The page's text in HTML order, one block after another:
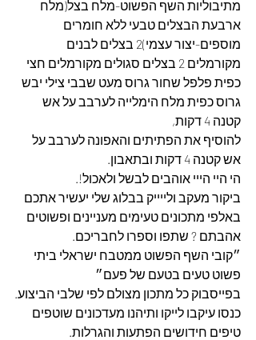
מתיבוליות השף הפשוט-מלח בצל(מלח
ארבעת הבצלים טבעי ללא חומרים
מוספים-יצור עצמי)2 בצלים לבנים
מקורמלים 2 בצלים סגולים מקורמלים חצי
כפית פלפל שחור גרוס מעט שבבי צילי יבש
גרוס כפית מלח הימלייה לערבב על אש
קטנה 4 דקות,
להוסיף את הפתיתים והאפונה לערבב על
אש קטנה 4 דקות ובתאבון.
הי היי הייי אוהבים לבשל ולאכול!.
ביקור מעקב ולייייק בבלוג שלי יעשיר אתכם
באלפי מתכונים טעימים מעניינים ופשוטים
אהבתם ? שתפו וספרו לחבריכם.
״קובי השף הפשוט ממטבח ישראלי ביתי
פשוט טעים בטעם של פעם״
בפייסבוק כל מתכון מצולם לפי שלבי הביצוע.
כנסו עיקבו לייקו ותיהנו מעדכונים שוטפים
טיפים חידושים הפתעות והגרלות.